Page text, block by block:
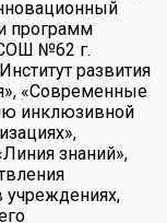
программ
№62 г.
развития
«Современные
инклюзивной
знаний»,
учреждениях,